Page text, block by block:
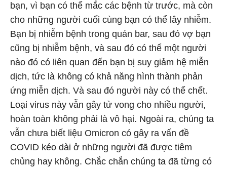
bạn, vì bạn có thể mắc các bệnh từ trước, mà còn
cho những người cuối cùng bạn có thể lây nhiễm.
Bạn bị nhiễm bệnh trong quán bar, sau đó vợ bạn
cũng bị nhiễm bệnh, và sau đó có thể một người
nào đó có liên quan đến bạn bị suy giảm hệ miễn
dịch, tức là không có khả năng hình thành phản
ứng miễn dịch. Và sau đó người này có thể chết.
Loại virus này vẫn gây tử vong cho nhiều người,
hoàn toàn không phải là vô hại. Ngoài ra, chúng ta
vẫn chưa biết liệu Omicron có gây ra vấn đề
COVID kéo dài ở những người đã được tiêm
chủng hay không. Chắc chắn chúng ta đã từng có